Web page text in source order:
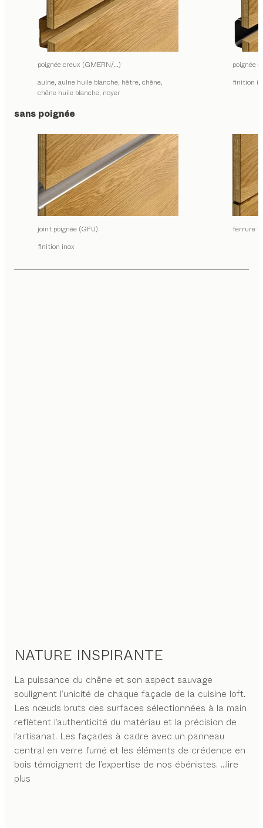
poignée creux (GMERN/…)
aulne, aulne huile blanche, hêtre, chêne,
chêne huile blanche, noyer
poignée
finition
sans poignée
joint poignée (GFU)
finition inox
ferrure
NATURE INSPIRANTE
La puissance du chêne et son aspect sauvage
soulignent l’unicité de chaque façade de la cuisine loft.
Les nœuds bruts des surfaces sélectionnées à la main
reflètent l’authenticité du matériau et la précision de
l’artisanat. Les façades à cadre avec un panneau
central en verre fumé et les éléments de crédence en
bois témoignent de l’expertise de nos ébénistes. ...lire
plus